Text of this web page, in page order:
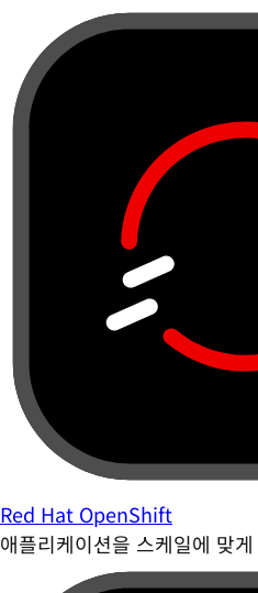
Red Hat OpenShift
애플리케이션을 스케일에 맞